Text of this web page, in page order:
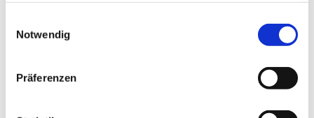
Notwendig
Präferenzen
Die Welt ist bereit für uns. Wir müssen ihrem
Präsident Rotary International